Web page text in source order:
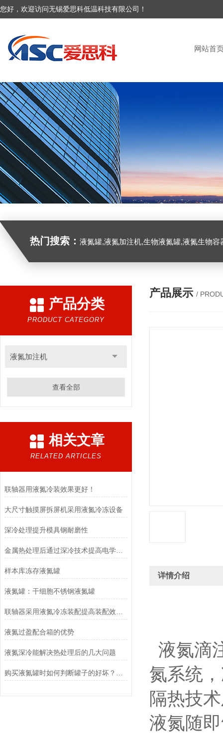
您好，欢迎访问无锡爱思科低温科技有限公司！
网站首
热门搜索： 液氮罐,液氮加注机,生物液氮罐,液氮生物容器,
产品分类
PRODUCT CATEGORY
液氮加注机
查看全部
相关文章
RELATED ARTICLES
联轴器用液氮冷装效果更好！
大尺寸触摸屏拆屏机采用液氮冷冻设备
深冷处理提升模具钢耐磨性
金属热处理后通过深冷技术提高电学性能
样本库冻存液氮罐
液氮罐：干细胞不锈钢液氮罐
液氮过盈配合箱的优势
液氮深冷能解决热处理后的几大问题
产品展示 /
详情介绍
液氮滴
氮系统
隔热技
液氮随